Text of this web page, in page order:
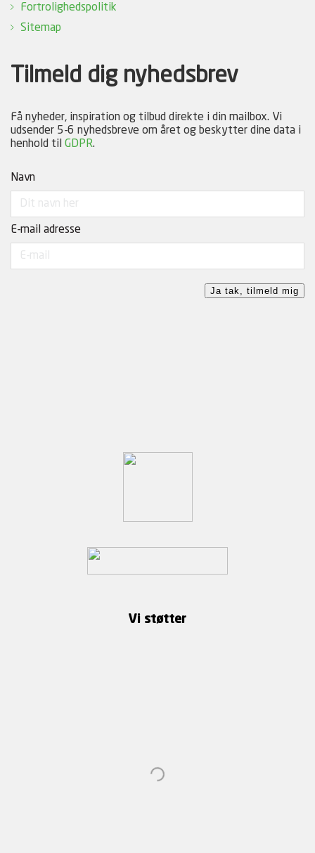
Fortrolighedspolitik
Sitemap
Tilmeld dig nyhedsbrev
Få nyheder, inspiration og tilbud direkte i din mailbox. Vi
udsender 5-6 nyhedsbreve om året og beskytter dine data i
henhold til GDPR.
Navn
E-mail adresse
Ja tak, tilmeld mig
Vi støtter